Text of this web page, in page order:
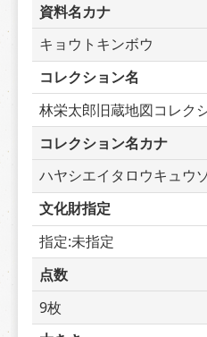
資料名カナ
キョウトキンボウ
コレクション名
林栄太郎旧蔵地図コレク
コレクション名カナ
ハヤシエイタロウキュウ
文化財指定
指定:未指定
点数
9枚